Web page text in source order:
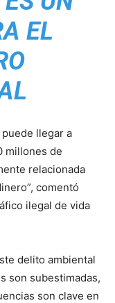
EL
llegar a
millones de
relacionada
comentó
ilegal de vida
delito ambiental
son subestimadas,
son clave en